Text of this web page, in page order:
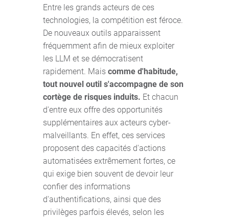
Entre les grands acteurs de ces
technologies, la compétition est féroce.
De nouveaux outils apparaissent
fréquemment afin de mieux exploiter
les LLM et se démocratisent
rapidement. Mais comme d'habitude,
tout nouvel outil s'accompagne de son
cortège de risques induits. Et chacun
d'entre eux offre des opportunités
supplémentaires aux acteurs cyber-
malveillants. En effet, ces services
proposent des capacités d'actions
automatisées extrêmement fortes, ce
qui exige bien souvent de devoir leur
confier des informations
d'authentifications, ainsi que des
privilèges parfois élevés, selon les